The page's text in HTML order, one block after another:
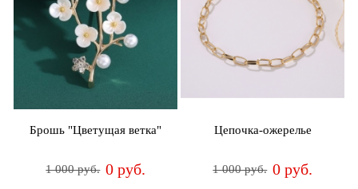
Брошь "Цветущая ветка"
1 000 руб. 0 руб.
Цепочка-ожерелье
1 000 руб. 0 руб.